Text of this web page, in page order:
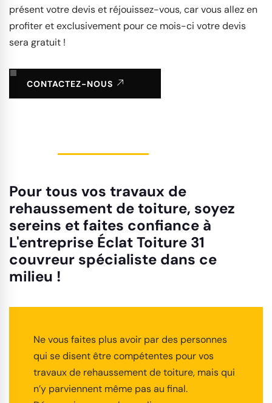
présent votre devis et réjouissez-vous, car vous allez en
profiter et exclusivement pour ce mois-ci votre devis
sera gratuit !
CONTACTEZ-NOUS
Pour tous vos travaux de
rehaussement de toiture, soyez
sereins et faites confiance à
L'entreprise Éclat Toiture 31
couvreur spécialiste dans ce
milieu !
Ne vous faites plus avoir par des personnes
qui se disent être compétentes pour vos
travaux de rehaussement de toiture, mais qui
n’y parviennent même pas au final.